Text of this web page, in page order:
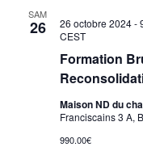
SAM
26
Formation
26 octobre 2024 -
CEST
Maison ND du
Franciscains 3 A,
990.00€